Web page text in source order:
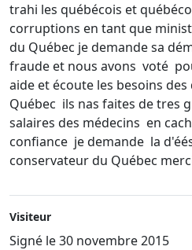
trahi les québécois et
corruptions en tant que
du Québec je demande sa
fraude et nous avons voté
aide et écoute les besoins
Québec ils nas faites de tres
salaires des médecins en
confiance je demande la
conservateur du Québec
Visiteur
Signé le 30 novembre 2015